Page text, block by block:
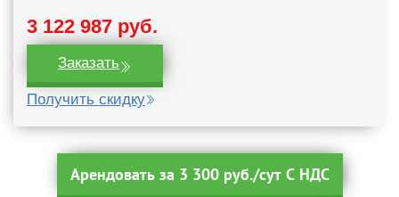
3 122 987 руб.
Заказать
Получить скидку
Арендовать за 3 300 руб./сут С НДС